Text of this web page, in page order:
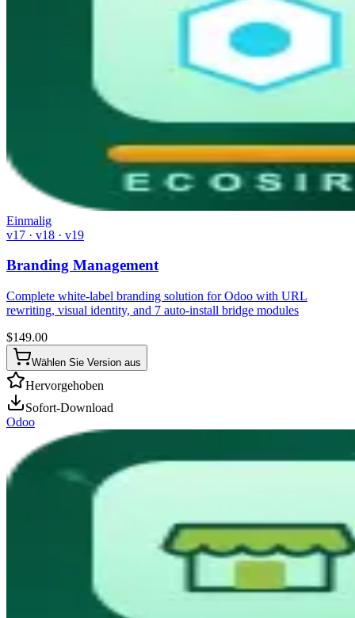
Einmalig
v17 · v18 · v19
Branding Management
Complete white-label branding solution for Odoo with URL
rewriting, visual identity, and 7 auto-install bridge modules
$149.00
Wählen Sie Version aus
Hervorgehoben
Sofort-Download
Odoo